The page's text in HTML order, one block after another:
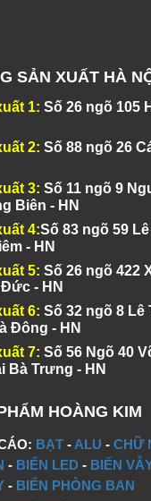
SẢN XUẤT HÀ
1: Số 26 ngõ 105
2: Số 88 ngõ 26
3: Số 11 ngõ 9
Biên - HN
4:Số 83 ngõ 59
- HN
5: Số 26 ngõ 422
- HN
6: Số 32 ngõ 8 Lê
Đông - HN
7: Số 56 Ngõ 40
Bà Trưng - HN
HOÀNG KIM
BẠT - ALU - CHỮ
- BIỂN LED - BIỂN
- BIỂN PHÒNG BAN